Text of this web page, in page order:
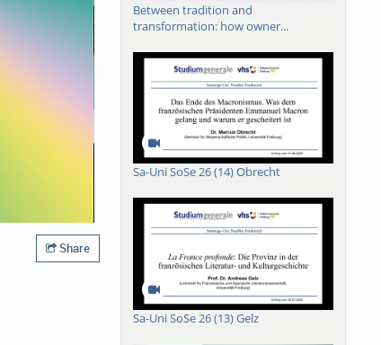
Share
Between tradition and
transformation: how owner...
Sa-Uni SoSe 26 (14) Obrecht
Sa-Uni SoSe 26 (13) Gelz